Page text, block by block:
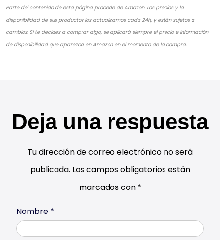
Parte del contenido de esta página procede de Amazon. Los precios y la
disponibilidad de sus productos los actualizamos cada 24h, y están sujetos a
cambios. Si te decides a comprar algo, se aplicará siempre el precio e información
de disponibilidad que aparezca en Amazon en el momento de la compra.
Deja una respuesta
Tu dirección de correo electrónico no será
publicada. Los campos obligatorios están
marcados con *
Nombre *